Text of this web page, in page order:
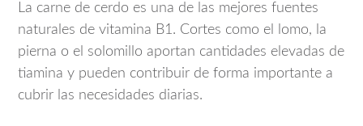
La carne de cerdo es una de las mejores fuentes
naturales de vitamina B1. Cortes como el lomo, la
pierna o el solomillo aportan cantidades elevadas de
tiamina y pueden contribuir de forma importante a
cubrir las necesidades diarias.